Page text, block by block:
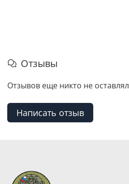
Отзывы
Отзывов еще никто не оставлял
Написать отзыв